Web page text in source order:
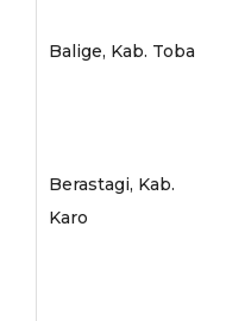
Balige, Kab. Toba
Berastagi, Kab.
Karo